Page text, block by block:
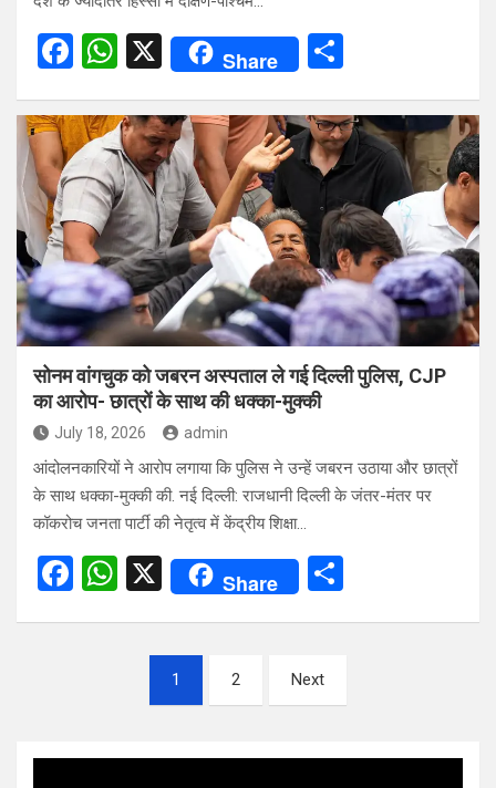
F
ce
b
o
o
k
W
at
s
A
p
p
X Share
ar
e
सोनम वांगचुक को जबरन अस्पताल ले गई दिल्ली पुलिस, CJP
का आरोप- छात्रों के साथ की धक्का-मुक्की
July 18, 2026 admin
आंदोलनकारियों ने आरोप लगाया कि पुलिस ने उन्हें जबरन उठाया और छात्रों
के साथ धक्का-मुक्की की. नई दिल्ली: राजधानी दिल्ली के जंतर-मंतर पर
कॉकरोच जनता पार्टी की नेतृत्व में केंद्रीय शिक्षा…
F
o
W
p
X Share
1 2 Next